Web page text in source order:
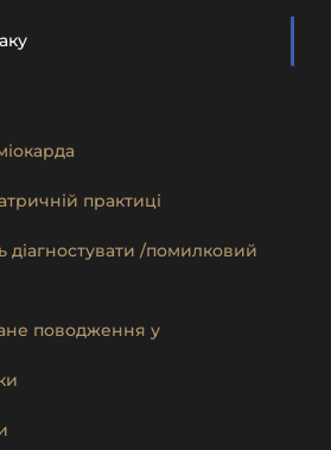
практиці
діагностувати /помилковий
поводження у